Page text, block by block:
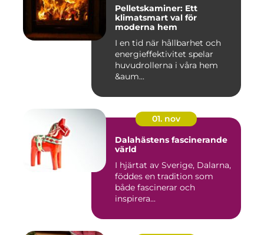
Pelletskaminer: Ett
klimatsmart val för
moderna hem
I en tid när hållbarhet och
energieffektivitet spelar
huvudrollerna i våra hem
&aum...
01. nov
Dalahästens fascinerande
värld
I hjärtat av Sverige, Dalarna,
föddes en tradition som
både fascinerar och
inspirera...